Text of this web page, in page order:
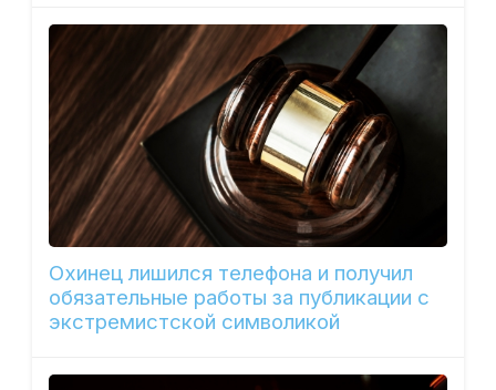
Охинец лишился телефона и получил
обязательные работы за публикации с
экстремистской символикой